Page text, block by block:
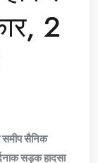
2
समीप सैनिक
सड़क हादसा